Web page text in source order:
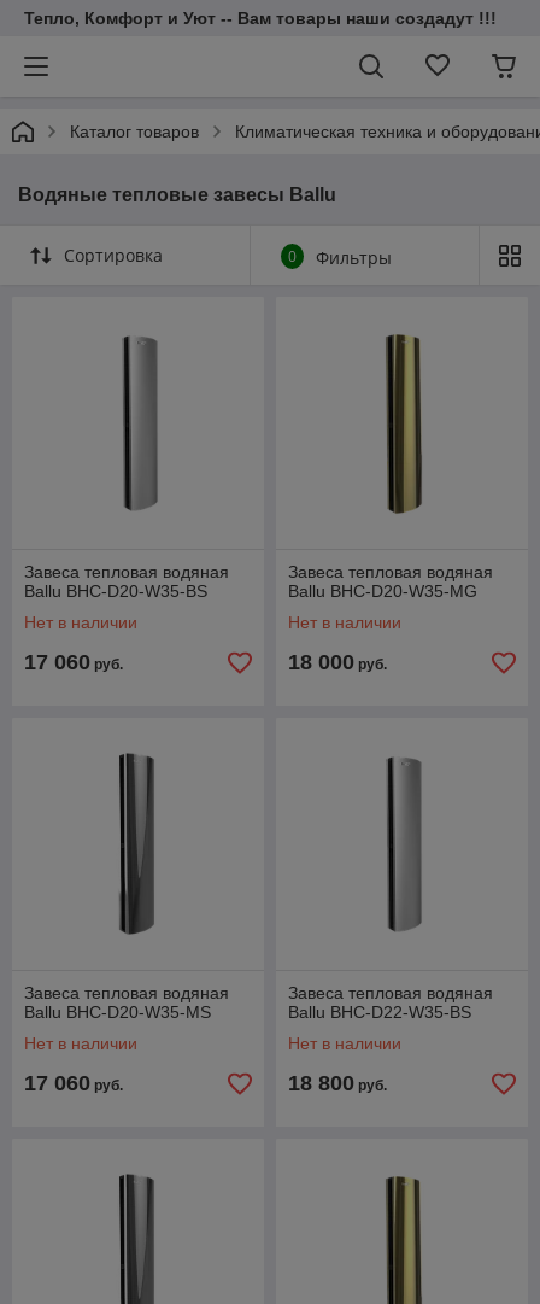
Тепло, Комфорт и Уют -- Вам товары наши создадут !!!
Каталог товаров Климатическая техника и
Водяные тепловые завесы Ballu
Сортировка 0 Фильтры
Завеса тепловая водяная
Ballu BHC-D20-W35-BS
Нет в наличии
17 060 руб.
Завеса тепловая водяная
Ballu BHC-D20-W35-MG
Нет в наличии
18 000 руб.
Завеса тепловая водяная
Ballu BHC-D20-W35-MS
Нет в наличии
17 060 руб.
Завеса тепловая водяная
Ballu BHC-D22-W35-BS
Нет в наличии
18 800 руб.